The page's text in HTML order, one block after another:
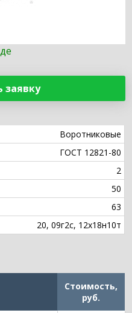
заявку
Воротниковые
ГОСТ 12821-80
2
50
63
20, 09г2с, 12х18н10т
Стоимость,
руб.